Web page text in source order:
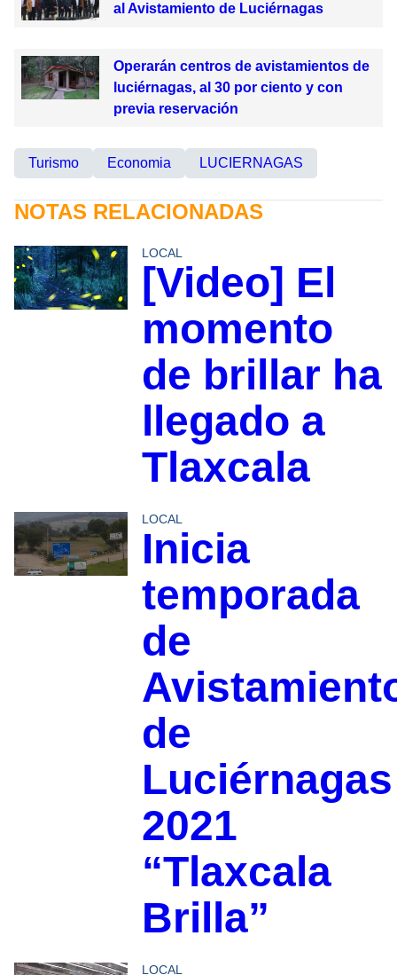
al Avistamiento de Luciérnagas
Operarán centros de avistamientos de
luciérnagas, al 30 por ciento y con
previa reservación
Turismo Economia LUCIERNAGAS
NOTAS RELACIONADAS
LOCAL
[Video] El
momento
de brillar ha
llegado a
Tlaxcala
LOCAL
Inicia
temporada
de
de
Luciérnagas
2021
“Tlaxcala
Brilla”
LOCAL